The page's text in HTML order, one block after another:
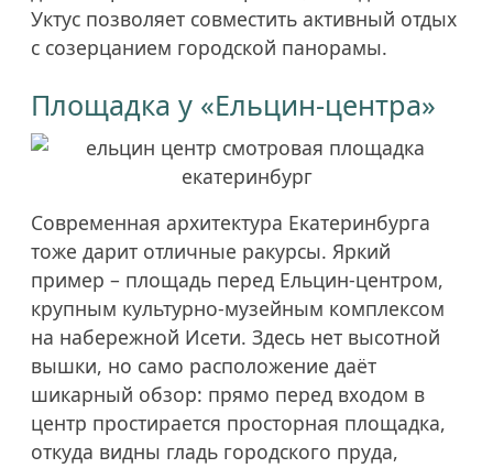
Уктус позволяет совместить активный отдых
с созерцанием городской панорамы.
Площадка у «Ельцин-центра»
Современная архитектура Екатеринбурга
тоже дарит отличные ракурсы. Яркий
пример – площадь перед Ельцин-центром,
крупным культурно-музейным комплексом
на набережной Исети. Здесь нет высотной
вышки, но само расположение даёт
шикарный обзор: прямо перед входом в
центр простирается просторная площадка,
откуда видны гладь городского пруда,